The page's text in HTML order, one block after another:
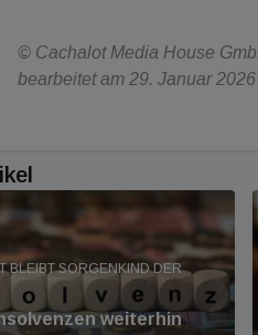
© Cachalot Media House
bearbeitet am 29. Januar 2026
BLEIBT SORGENKIND DER
weiterhin